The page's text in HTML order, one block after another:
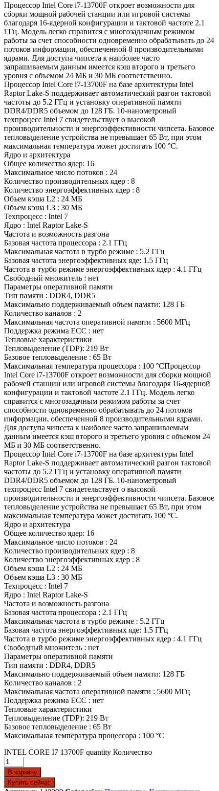
Процессор Intel Core i7-13700F откроет возможности для
сборки мощной рабочей станции или игровой системы
благодаря 16-ядерной конфигурации и тактовой частоте 2.1
ГГц. Модель легко справится с многозадачным режимом
работы за счет способности одновременно обрабатывать до 24
потоков информации, обеспеченной 8 производительными
ядрами. Для доступа чипсета к наиболее часто
запрашиваемым данным имеется кэш второго и третьего
уровня с объемом 24 МБ и 30 МБ соответственно.
Процессор Intel Core i7-13700F на базе архитектуры Intel
Raptor Lake-S поддерживает автоматический разгон тактовой
частоты до 5.2 ГГц и установку оперативной памяти
DDR4/DDR5 объемом до 128 ГБ. 10-нанометровый
техпроцесс Intel 7 свидетельствует о высокой
производительности и энергоэффективности чипсета. Базовое
тепловыделение устройства не превышает 65 Вт, при этом
максимальная температура может достигать 100 °C.
Ядро и архитектура
Общее количество ядер: 16
Максимальное число потоков : 24
Количество производительных ядер : 8
Количество энергоэффективных ядер : 8
Объем кэша L2 : 24 МБ
Объем кэша L3 : 30 МБ
Техпроцесс : Intel 7
Ядро : Intel Raptor Lake-S
Частота и возможность разгона
Базовая частота процессора : 2.1 ГГц
Максимальная частота в турбо режиме : 5.2 ГГц
Базовая частота энергоэффективных яде: 1.5 ГГц
Частота в турбо режиме энергоэффективных ядер : 4.1 ГГц
Свободный множитель : нет
Параметры оперативной памяти
Тип памяти : DDR4, DDR5
Максимально поддерживаемый объем памяти: 128 ГБ
Количество каналов : 2
Максимальная частота оперативной памяти : 5600 МГц
Поддержка режима ECC : нет
Тепловые характеристики
Тепловыделение (TDP): 219 Вт
Базовое тепловыделение : 65 Вт
Максимальная температура процессора : 100 °CПроцессор
Intel Core i7-13700F откроет возможности для сборки мощной
рабочей станции или игровой системы благодаря 16-ядерной
конфигурации и тактовой частоте 2.1 ГГц. Модель легко
справится с многозадачным режимом работы за счет
способности одновременно обрабатывать до 24 потоков
информации, обеспеченной 8 производительными ядрами.
Для доступа чипсета к наиболее часто запрашиваемым
данным имеется кэш второго и третьего уровня с объемом 24
МБ и 30 МБ соответственно.
Процессор Intel Core i7-13700F на базе архитектуры Intel
Raptor Lake-S поддерживает автоматический разгон тактовой
частоты до 5.2 ГГц и установку оперативной памяти
DDR4/DDR5 объемом до 128 ГБ. 10-нанометровый
техпроцесс Intel 7 свидетельствует о высокой
производительности и энергоэффективности чипсета. Базовое
тепловыделение устройства не превышает 65 Вт, при этом
максимальная температура может достигать 100 °C.
Ядро и архитектура
Общее количество ядер: 16
Максимальное число потоков : 24
Количество производительных ядер : 8
Количество энергоэффективных ядер : 8
Объем кэша L2 : 24 МБ
Объем кэша L3 : 30 МБ
Техпроцесс : Intel 7
Ядро : Intel Raptor Lake-S
Частота и возможность разгона
Базовая частота процессора : 2.1 ГГц
Максимальная частота в турбо режиме : 5.2 ГГц
Базовая частота энергоэффективных яде: 1.5 ГГц
Частота в турбо режиме энергоэффективных ядер : 4.1 ГГц
Свободный множитель : нет
Параметры оперативной памяти
Тип памяти : DDR4, DDR5
Максимально поддерживаемый объем памяти: 128 ГБ
Количество каналов : 2
Максимальная частота оперативной памяти : 5600 МГц
Поддержка режима ECC : нет
Тепловые характеристики
Тепловыделение (TDP): 219 Вт
Базовое тепловыделение : 65 Вт
Максимальная температура процессора : 100 °C
INTEL CORE I7 13700F quantity Количество
В корзину
Купить сейчас